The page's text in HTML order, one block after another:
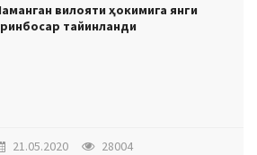
вилояти ҳокимига янги
тайинланди
21.05.2020
28004